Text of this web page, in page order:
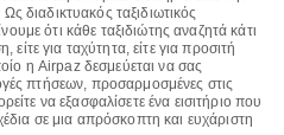
διαδικτυακός ταξιδιωτικός
ότι κάθε ταξιδιώτης αναζητά κάτι
είτε για ταχύτητα, είτε για προσιτή
η Airpaz δεσμεύεται να σας
πτήσεων, προσαρμοσμένες στις
να εξασφαλίσετε ένα εισιτήριο που
σε μια απρόσκοπτη και ευχάριστη